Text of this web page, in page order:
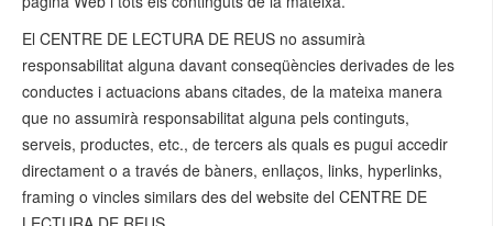
El CENTRE DE LECTURA DE REUS no assumirà
responsabilitat alguna davant conseqüències derivades de les
conductes i actuacions abans citades, de la mateixa manera
que no assumirà responsabilitat alguna pels continguts,
serveis, productes, etc., de tercers als quals es pugui accedir
directament o a través de bàners, enllaços, links, hyperlinks,
framing o vincles similars des del website del CENTRE DE